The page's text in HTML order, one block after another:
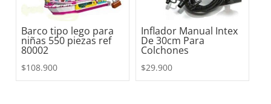
Barco tipo lego para
niñas 550 piezas ref
80002
$108.900
Inflador Manual Intex
De 30cm Para
Colchones
$29.900